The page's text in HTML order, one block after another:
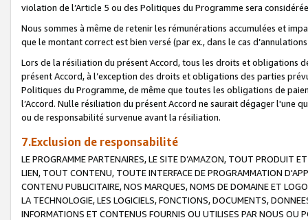
violation de l’Article 5 ou des Politiques du Programme sera
Nous sommes à même de retenir les rémunérations accumulées et
que le montant correct est bien versé (par ex., dans le cas
Lors de la résiliation du présent Accord, tous les droits et obligations
présent Accord, à l’exception des droits et obligations des parties
Politiques du Programme, de même que toutes les obligations de
l’Accord. Nulle résiliation du présent Accord ne saurait dégager l'une
ou de responsabilité survenue avant la résiliation.
7.Exclusion de responsabilité
LE PROGRAMME PARTENAIRES, LE SITE D’AMAZON, TOUT PRODUIT
LIEN, TOUT CONTENU, TOUTE INTERFACE DE PROGRAMMATION
CONTENU PUBLICITAIRE, NOS MARQUES, NOMS DE DOMAINE ET
LA TECHNOLOGIE, LES LOGICIELS, FONCTIONS, DOCUMENTS,
INFORMATIONS ET CONTENUS FOURNIS OU UTILISES PAR NOUS OU